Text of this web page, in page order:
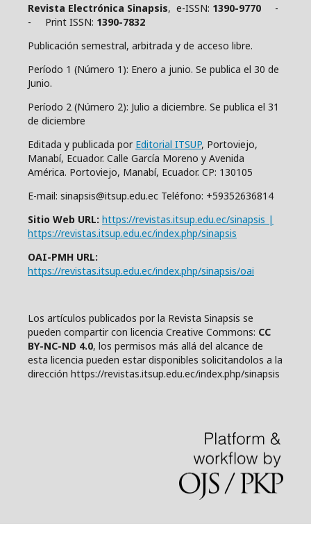
Revista Electrónica Sinapsis, e-ISSN: 1390-9770 -
- Print ISSN: 1390-7832
Publicación semestral, arbitrada y de acceso libre.
Período 1 (Número 1): Enero a junio. Se publica el 30 de
Junio.
Período 2 (Número 2): Julio a diciembre. Se publica el 31
de diciembre
Editada y publicada por Editorial ITSUP, Portoviejo,
Manabí, Ecuador. Calle García Moreno y Avenida
América. Portoviejo, Manabí, Ecuador. CP: 130105
E-mail: sinapsis@itsup.edu.ec Teléfono: +59352636814
Sitio Web URL: https://revistas.itsup.edu.ec/sinapsis |
https://revistas.itsup.edu.ec/index.php/sinapsis
OAI-PMH URL:
https://revistas.itsup.edu.ec/index.php/sinapsis/oai
Los artículos publicados por la Revista Sinapsis se
pueden compartir con licencia Creative Commons: CC
BY-NC-ND 4.0, los permisos más allá del alcance de
esta licencia pueden estar disponibles solicitandolos a la
dirección https://revistas.itsup.edu.ec/index.php/sinapsis